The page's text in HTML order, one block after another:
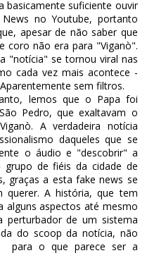
basicamente suficiente ouvir
no Youtube, portanto
apesar de não saber que
coro não era para "Viganò".
"notícia" se tornou viral nas
cada vez mais acontece -
sem filtros.
lemos que o Papa foi
Pedro, que exaltavam o
A verdadeira notícia
daqueles que se
o áudio e "descobrir" a
grupo de fiéis da cidade de
graças a esta fake news se
querer. A história, que tem
alguns aspectos até mesmo
perturbador de um sistema
do scoop da notícia, não
para o que parece ser a